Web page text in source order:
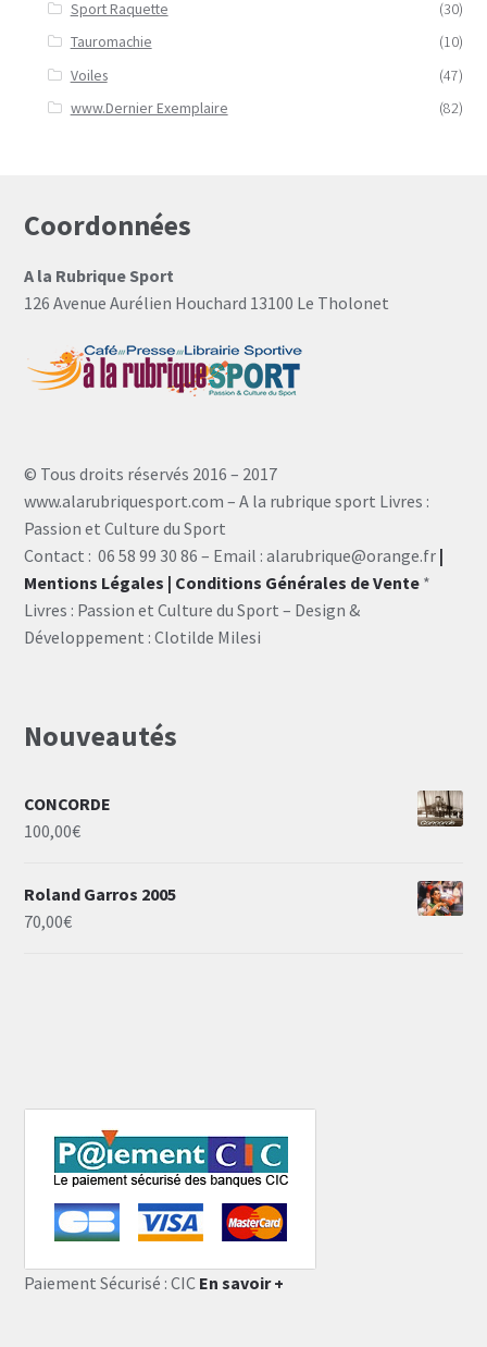
Sport Raquette
(30)
Tauromachie
(10)
Voiles
(47)
www.Dernier Exemplaire
(82)
Coordonnées
A la Rubrique Sport
126 Avenue Aurélien Houchard 13100 Le Tholonet
© Tous droits réservés 2016 – 2017
www.alarubriquesport.com – A la rubrique sport Livres :
Passion et Culture du Sport
Contact : 06 58 99 30 86 – Email : alarubrique@orange.fr |
Mentions Légales | Conditions Générales de Vente *
Livres : Passion et Culture du Sport – Design &
Développement : Clotilde Milesi
Nouveautés
CONCORDE
100,00€
Roland Garros 2005
70,00€
Paiement Sécurisé : CIC En savoir +